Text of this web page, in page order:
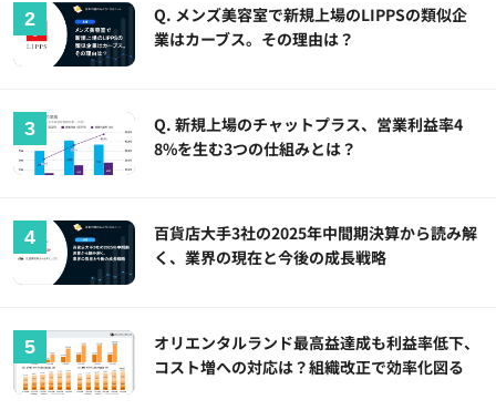
Q. メンズ美容室で新規上場のLIPPSの類似企
業はカーブス。その理由は？
Q. 新規上場のチャットプラス、営業利益率4
8%を生む3つの仕組みとは？
百貨店大手3社の2025年中間期決算から読み解
く、業界の現在と今後の成長戦略
オリエンタルランド最高益達成も利益率低下、
コスト増への対応は？組織改正で効率化図る